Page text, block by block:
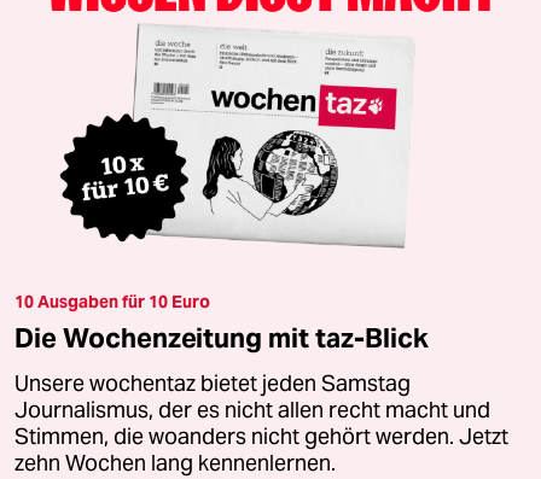
10 Ausgaben für 10 Euro
Die Wochenzeitung mit taz-Blick
Unsere wochentaz bietet jeden Samstag
Journalismus, der es nicht allen recht macht und
Stimmen, die woanders nicht gehört werden. Jetzt
zehn Wochen lang kennenlernen.